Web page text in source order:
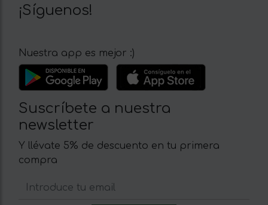
¡Síguenos!
Nuestra app es mejor :)
Suscríbete a nuestra
newsletter
Y llévate 5% de descuento en tu primera
compra